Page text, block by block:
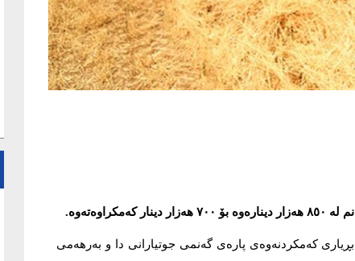
وەزیرانی عێراق، بڕیاری کەمکردنەوەی پارەی گەنمی جوتیارانی دا و بەرهەمی